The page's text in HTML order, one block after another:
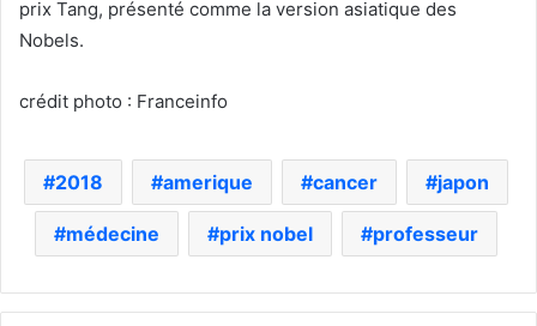
prix Tang, présenté comme la version asiatique des
Nobels.
crédit photo : Franceinfo
2018 amerique cancer japon
médecine prix nobel professeur